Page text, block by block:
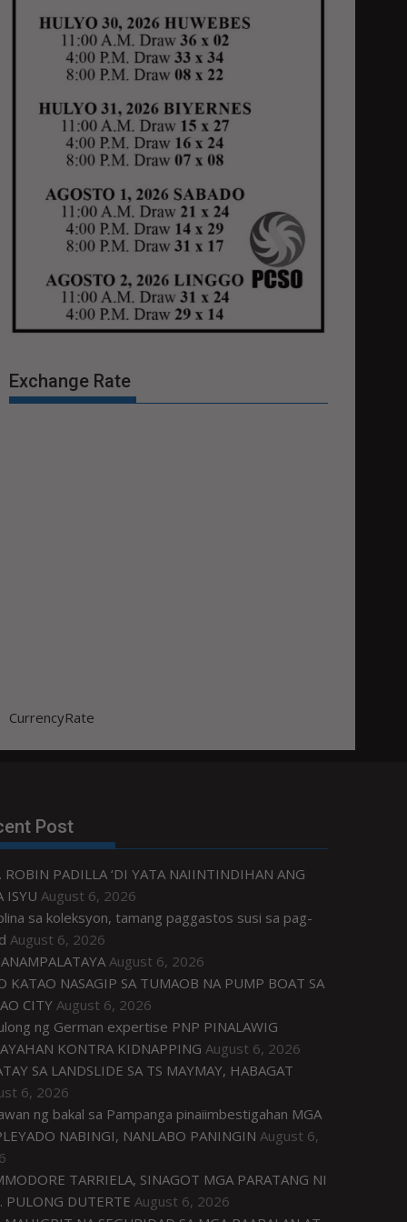
Exchange Rate
CurrencyRate
Post
ROBIN PADILLA ‘DI YATA NAIINTINDIHAN ANG
ISYU August 6, 2026
sa koleksyon, tamang paggastos susi sa pag-
August 6, 2026
August 6, 2026
KATAO NASAGIP SA TUMAOB NA PUMP BOAT SA
CITY August 6, 2026
ng German expertise PNP PINALAWIG
KONTRA KIDNAPPING August 6, 2026
SA LANDSLIDE SA TS MAYMAY, HABAGAT
6, 2026
ng bakal sa Pampanga pinaiimbestigahan MGA
NABINGI, NANLABO PANINGIN August 6,
TARRIELA, SINAGOT MGA PARATANG NI
PULONG DUTERTE August 6, 2026